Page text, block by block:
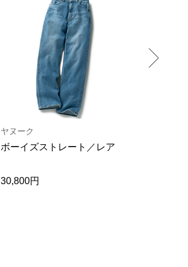
ヤヌーク
ボーイズストレート／レア
30,800円